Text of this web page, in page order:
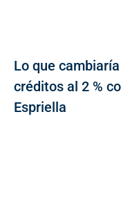
Lo que
créditos al 2 %
Espriella